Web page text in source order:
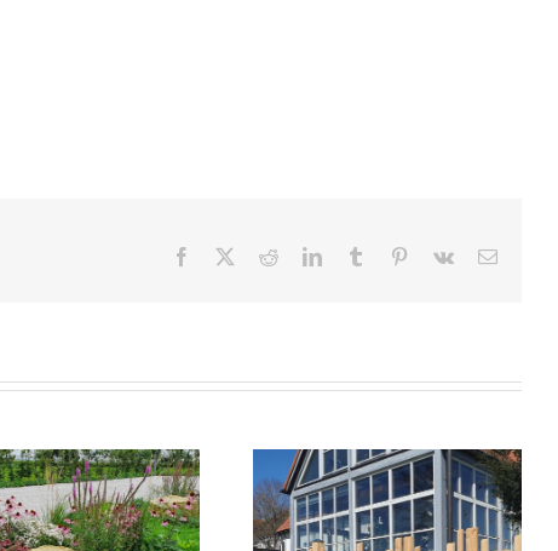
Facebook RedditLinkedInTumblr Pinterest
Vk
E-